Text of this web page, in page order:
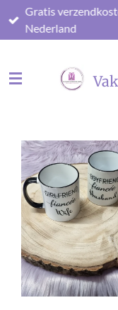
Ga
direct
hoofdinhoud
Gratis
Nederland